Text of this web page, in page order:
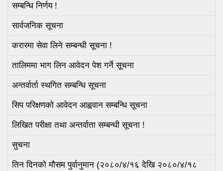
सम्बन्धि निर्णय !
सार्वजनिक सूचना
करारमा सेवा लिने सम्बन्धी सूचना !
तालिममा भाग लिन आवेदन पेश गर्ने सूचना
अन्तर्वार्ता स्थगित सम्बन्धि सूचना
सिप परिक्षणको आवेदन आह्ववान सम्बन्धि सूचना
लिखित परीक्षा तथा अन्तर्वाता सम्बन्धी सूचना !
सुचना
तिन दिनको मौसम पुर्वानुमान (२०८०/४/१६ देखि २०८०/४/१८